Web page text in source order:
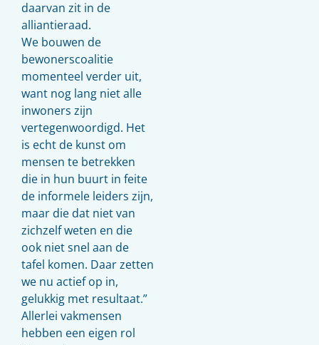
daarvan zit in de
alliantieraad.
We bouwen de
bewonerscoalitie
momenteel verder uit,
want nog lang niet alle
inwoners zijn
vertegenwoordigd. Het
is echt de kunst om
mensen te betrekken
die in hun buurt in feite
de informele leiders zijn,
maar die dat niet van
zichzelf weten en die
ook niet snel aan de
tafel komen. Daar zetten
we nu actief op in,
gelukkig met resultaat.”
Allerlei vakmensen
hebben een eigen rol